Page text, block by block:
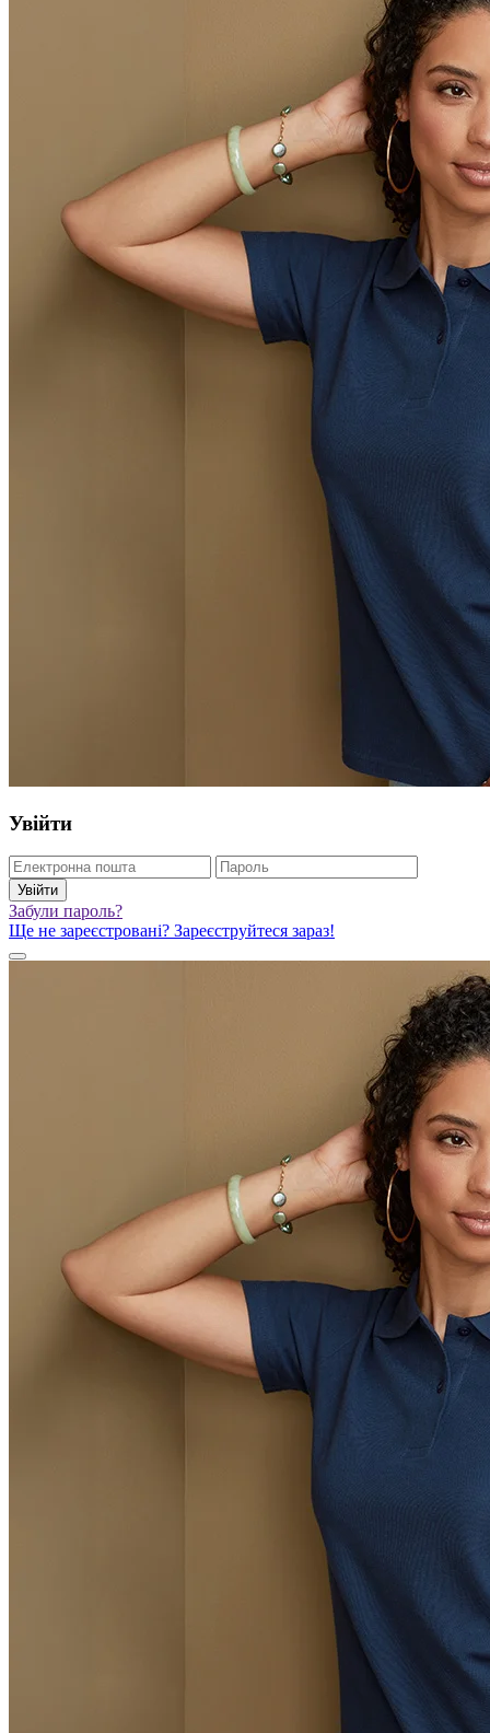
Увійти
Увійти
Забули пароль?
Ще не зареєстровані? Зареєструйтеся зараз!